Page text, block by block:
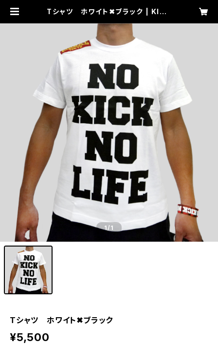
Tシャツ ホワイト✖︎ブラック | KICK
1/1
Tシャツ ホワイト✖︎ブラック
¥5,500